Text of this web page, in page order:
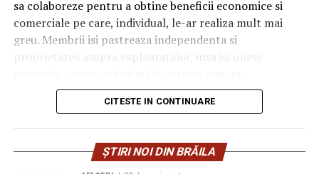
ținută de gală
prospețime și note de bază persistente, tind să evolueze
mai armonios pe piele în sezonul cald.
Pornind de la această tendință, Oriflame completează
colecția Top Scents cu două noi parfumuri create
împreună cu Givaudan, unul dintre liderii mondiali în
parfumeria fină.
sa colaboreze pentru a obtine beneficii economice si
comerciale pe care, individual, le-ar realiza mult mai
greu. Membrii isi pastreaza independenta si
proprietatea asupra exploatatiilor, insa isi unesc
Descopera cu ce te pot ajuta
societatile cooperative agricole
din Romania
CITESTE IN CONTINUARE
ȘTIRI NOI DIN BRĂILA